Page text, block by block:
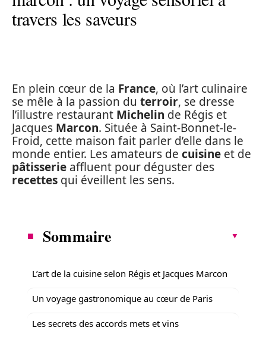
travers les saveurs
En plein cœur de la France, où l’art culinaire
se mêle à la passion du terroir, se dresse
l’illustre restaurant Michelin de Régis et
Jacques Marcon. Située à Saint-Bonnet-le-
Froid, cette maison fait parler d’elle dans le
monde entier. Les amateurs de cuisine et de
pâtisserie affluent pour déguster des
recettes qui éveillent les sens.
Sommaire
L’art de la cuisine selon Régis et Jacques Marcon
Un voyage gastronomique au cœur de Paris
Les secrets des accords mets et vins